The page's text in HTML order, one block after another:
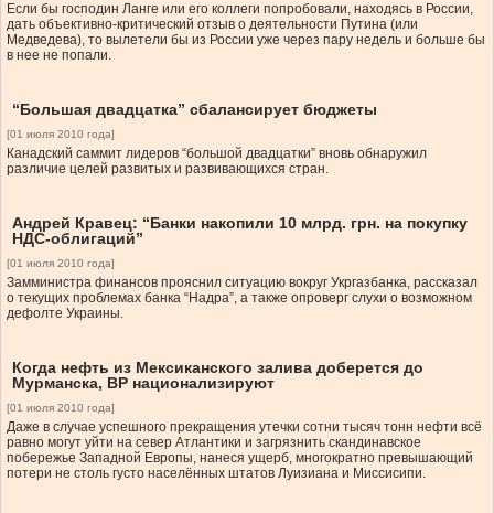
Если бы господин Ланге или его коллеги попробовали, находясь в России,
дать объективно-критический отзыв о деятельности Путина (или
Медведева), то вылетели бы из России уже через пару недель и больше бы
в нее не попали.
“Большая двадцатка” сбалансирует бюджеты
[01 июля 2010 года]
Канадский саммит лидеров “большой двадцатки” вновь обнаружил
различие целей развитых и развивающихся стран.
Андрей Кравец: “Банки накопили 10 млрд. грн. на покупку
НДС-облигаций”
[01 июля 2010 года]
Замминистра финансов прояснил ситуацию вокруг Укргазбанка, рассказал
о текущих проблемах банка “Надра”, а также опроверг слухи о возможном
дефолте Украины.
Когда нефть из Мексиканского залива доберется до
Мурманска, BP национализируют
[01 июля 2010 года]
Даже в случае успешного прекращения утечки сотни тысяч тонн нефти всё
равно могут уйти на север Атлантики и загрязнить скандинавское
побережье Западной Европы, нанеся ущерб, многократно превышающий
потери не столь густо населённых штатов Луизиана и Миссисипи.